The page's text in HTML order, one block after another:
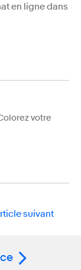
en ligne dans
votre
suivant